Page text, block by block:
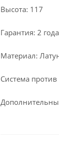
Высота: 117
Гарантия: 2 года
Материал:
Система